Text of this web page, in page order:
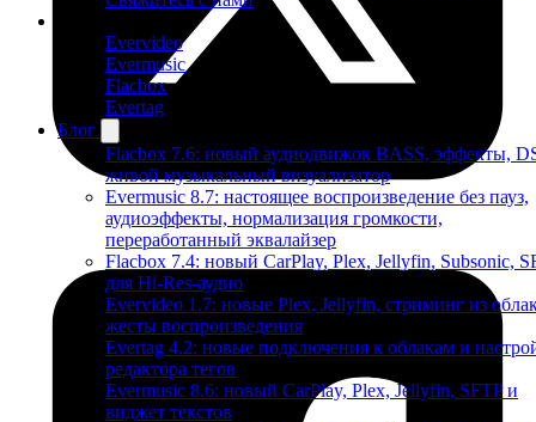
Evervideo
Evermusic
Flacbox
Evertag
Блог
Flacbox 7.6: новый аудиодвижок BASS, эффекты,
живой музыкальный визуализатор
Evermusic 8.7: настоящее воспроизведение без пауз,
аудиоэффекты, нормализация громкости,
переработанный эквалайзер
Flacbox 7.4: новый CarPlay, Plex, Jellyfin, Subsonic,
для Hi-Res-аудио
Evervideo 1.7: новые Plex, Jellyfin, стриминг из
жесты воспроизведения
Evertag 4.2: новые подключения к облакам и
редактора тегов
Evermusic 8.6: новый CarPlay, Plex, Jellyfin, SFTP и
виджет текстов